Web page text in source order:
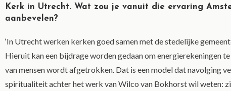
Kerk in Utrecht. Wat zou je vanuit die ervaring
aanbevelen?
‘In Utrecht werken kerken goed samen met de stedelijke
Hieruit kan een bijdrage worden gedaan om energierekeningen
van mensen wordt afgetrokken. Dat is een model dat navolging
spiritualiteit achter het werk van Wilco van Bokhorst wil weten: